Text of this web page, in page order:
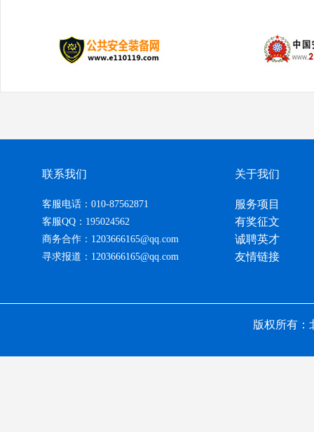
联系我们
客服电话：010-87562871
客服QQ：195024562
商务合作：1203666165@qq.com
寻求报道：1203666165@qq.com
关于我们
服务项目
有奖征文
诚聘英才
友情链接
版权所有：